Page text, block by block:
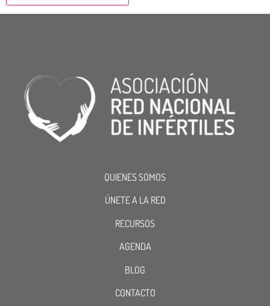
QUIENES SOMOS
ÚNETE A LA RED
RECURSOS
AGENDA
BLOG
CONTACTO